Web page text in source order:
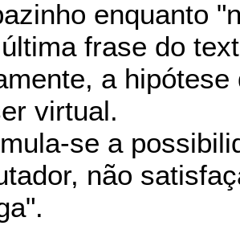
enquanto
frase do
a
virtual.
se a
não